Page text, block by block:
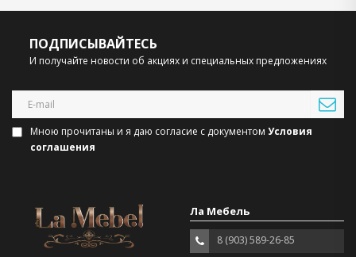
ПОДПИСЫВАЙТЕСЬ
И получайте новости об акциях и специальных предложениях
Мною прочитаны и я даю согласие с документом Условия
соглашения
Ла Мебель
8 (903) 589-26-85